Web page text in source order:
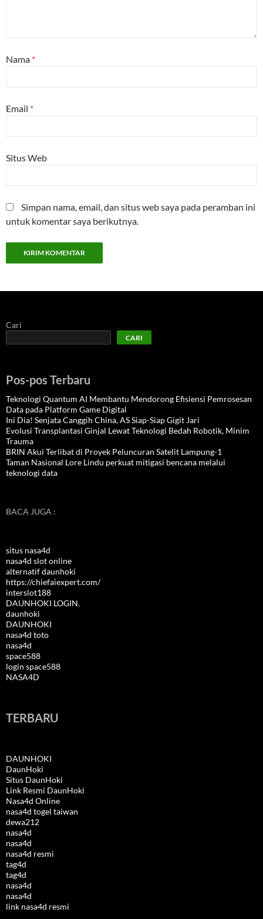
Nama *
Email *
Situs Web
Simpan nama, email, dan situs web saya pada peramban ini
untuk komentar saya berikutnya.
Cari
CARI
Pos-pos Terbaru
Teknologi Quantum AI Membantu Mendorong Efisiensi Pemrosesan
Data pada Platform Game Digital
Ini Dia! Senjata Canggih China, AS Siap-Siap Gigit Jari
Evolusi Transplantasi Ginjal Lewat Teknologi Bedah Robotik, Minim
Trauma
BRIN Akui Terlibat di Proyek Peluncuran Satelit Lampung-1
Taman Nasional Lore Lindu perkuat mitigasi bencana melalui
teknologi data
BACA JUGA :
situs nasa4d
nasa4d slot online
alternatif daunhoki
https://chiefaiexpert.com/
interslot188
DAUNHOKI LOGIN.
daunhoki
DAUNHOKI
nasa4d toto
nasa4d
space588
login space588
NASA4D
TERBARU
DAUNHOKI
DaunHoki
Situs DaunHoki
Link Resmi DaunHoki
Nasa4d Online
nasa4d togel taiwan
dewa212
nasa4d
nasa4d
nasa4d resmi
tag4d
tag4d
nasa4d
nasa4d
link nasa4d resmi